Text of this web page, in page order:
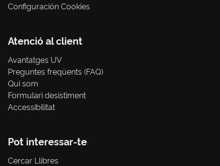
Configuración Cookies
Atenció al client
Avantatges UV
Preguntes freqüents (FAQ)
Qui som
Formulari desistiment
Accessibilitat
Pot interessar-te
Cercar Llibres